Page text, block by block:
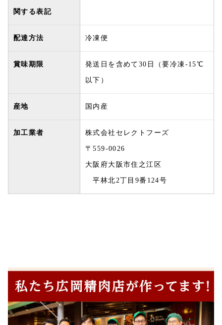
関する表記
配達方法 冷凍便
賞味期限 発送日を含めて30日（要冷凍-15℃
以下）
産地 国内産
加工業者 株式会社セレクトフーズ
〒559-0026
大阪府大阪市住之江区
平林北2丁目9番124号